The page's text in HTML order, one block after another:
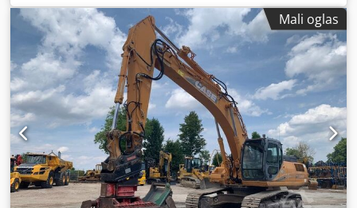
Snaga: 122 kW Radnih sati: 5.396 Oprema: - Grejanje
sedišta - Klima uređaj - Radio - Zadnji ripper sa 3 zuba -
Prednja zaštita kabine i rešetke - Planirna daska
(hidraulično sklopiva) Rado ćemo vas podržati i u oblasti
finansiranja/leasinga sa našim partnerima. Sve informacije
su bez garancije. Pravo na greške i međuprodaju zadržano.
Mali oglas